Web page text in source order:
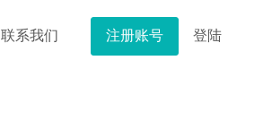
联系我们 注册账号 登陆